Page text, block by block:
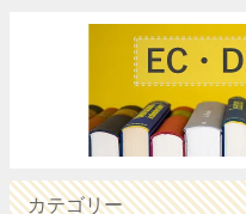
カテゴリー